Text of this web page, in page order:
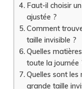
Faut-il choisir
ajustée ?
Comment
taille invisible ?
Quelles
toute la journée
Quelles sont les
grande taille